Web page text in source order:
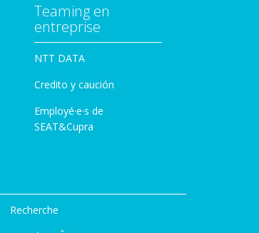
Teaming en
entreprise
NTT DATA
Credito y caución
Employé·e·s de
SEAT&Cupra
Recherche